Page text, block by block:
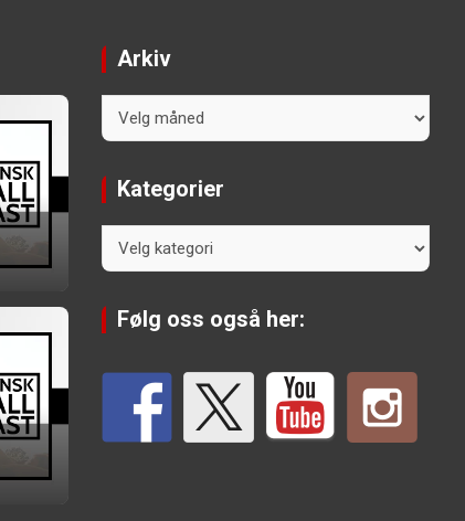
Arkiv
Kategorier
Følg oss også her: